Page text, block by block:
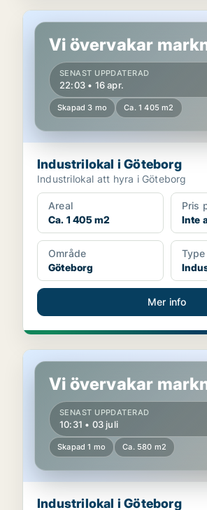
Industrilokal i Göteborg
Vi övervakar
SENAST UPPDATERAD
22:03 • 16 apr.
Skapad 3 mo Ca. 1 405 m2
Industrilokal i Göteborg
Industrilokal att hyra i Göteborg
Areal
Ca. 1 405 m2
Pris
Inte
Område
Göteborg
Type
Mer info
Industrilokal i Göteborg
Vi övervakar
SENAST UPPDATERAD
10:31 • 03 juli
Skapad 1 mo Ca. 580 m2
Industrilokal i Göteborg